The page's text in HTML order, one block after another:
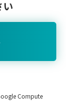
Compute